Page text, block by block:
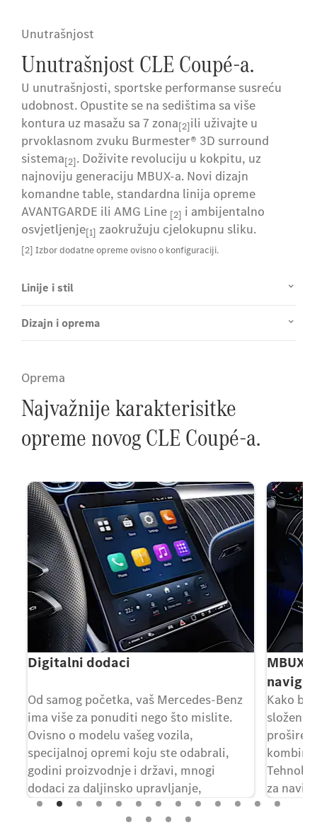
Unutrašnjost
Unutrašnjost CLE Coupé-a.
U unutrašnjosti, sportske performanse susreću
udobnost. Opustite se na sedištima sa više
kontura uz masažu sa 7 zona[2]ili uživajte u
prvoklasnom zvuku Burmester® 3D surround
sistema[2]. Doživite revoluciju u kokpitu, uz
najnoviju generaciju MBUX-a. Novi dizajn
komandne table, standardna linija opreme
AVANTGARDE ili AMG Line [2] i ambijentalno
osvjetljenje[1] zaokružuju cjelokupnu sliku.
[2] Izbor dodatne opreme ovisno o konfiguraciji.
Linije i stil
Dizajn i oprema
Oprema
Najvažnije karakterisitke
opreme novog CLE Coupé-a.
Digitalni dodaci
Od samog početka, vaš Mercedes-Benz
ima više za ponuditi nego što mislite.
Ovisno o modelu vašeg vozila,
specijalnoj opremi koju ste odabrali,
godini proizvodnje i državi, mnogi
dodaci za daljinsko upravljanje,
navigaciju, punjenje, zaštita vozila od
360° i dodaci za digitalnu zabavu već su
MBUX
Kako bi
za
u slike